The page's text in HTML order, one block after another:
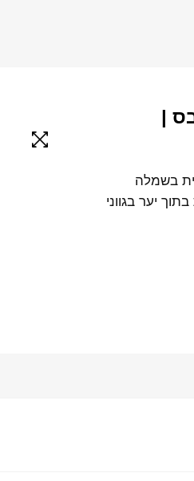
|
בשמלה
יער בגווני